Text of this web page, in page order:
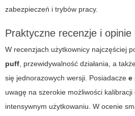
zabezpieczeń i trybów pracy.
Praktyczne recenzje i opinie
W recenzjach użytkownicy najczęściej
puff, przewidywalność działania, a
się jednorazowych wersji. Posiadacze e
uwagę na szerokie możliwości
intensywnym użytkowaniu. W ocenie